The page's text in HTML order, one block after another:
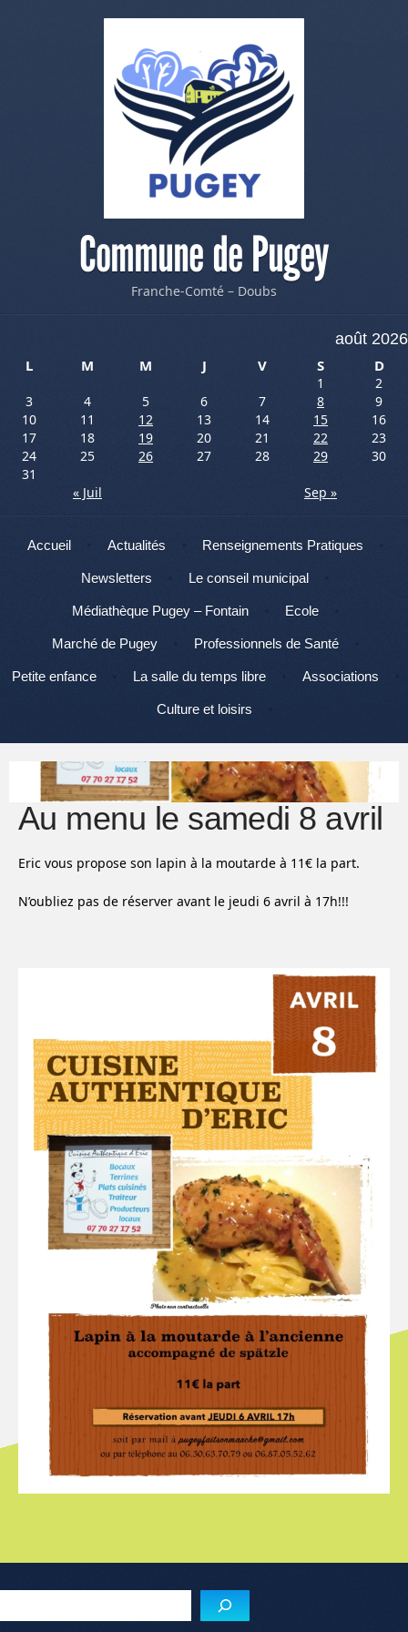
Commune de Pugey
Franche-Comté – Doubs
août 2026
L
M M J V S D
1
2
3
4 5 6 7 8
9
10
11 12 13 14 15
16
17
18 19 20 21 22
23
24
25 26 27 28 29
30
31
« Juil
Sep »
Menu
Aller au contenu
Accueil Actualités Renseignements Pratiques
Newsletters Le conseil municipal
Médiathèque Pugey – Fontain Ecole
Marché de Pugey Professionnels de Santé
Petite enfance La salle du temps libre Associations
Culture et loisirs
Au menu le samedi 8 avril
Eric vous propose son lapin à la moutarde à 11€ la part.
N’oubliez pas de réserver avant le jeudi 6 avril à 17h!!!
Menu de l'article